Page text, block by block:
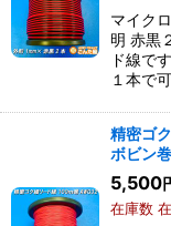
マイク
明 赤黒
ド線で
１本で
精密ゴ
ボビン巻
5,500
在庫数